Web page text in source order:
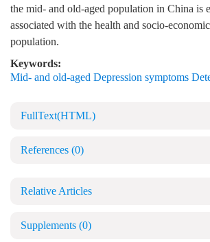
the mid- and old-aged population in China is
associated with the health and socio-
population.
Keywords:
Mid- and old-aged Depression symptoms
FullText(HTML)
References (0)
Relative Articles
Supplements (0)